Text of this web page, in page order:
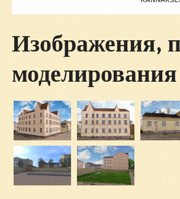
Изображения,
моделирования